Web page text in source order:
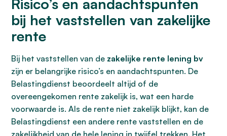
Risico’s en aandachtspunten
bij het vaststellen van zakelijke
rente
Bij het vaststellen van de zakelijke rente lening bv
zijn er belangrijke risico’s en aandachtspunten. De
Belastingdienst beoordeelt altijd of de
overeengekomen rente zakelijk is, wat een harde
voorwaarde is. Als de rente niet zakelijk blijkt, kan de
Belastingdienst een andere rente vaststellen en de
zakelijkheid van de hele lening in twijfel trekken. Het